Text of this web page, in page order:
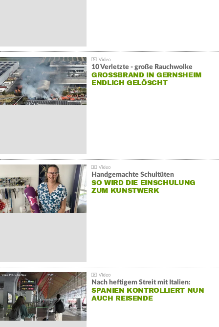
10 Verletzte - große Rauchwolke
GROSSBRAND IN GERNSHEIM E
NDLICH GELÖSCHT
Handgemachte Schultüten
SO WIRD DIE EINSCHULUNG
ZUM KUNSTWERK
Nach heftigem Streit mit Italien:
SPANIEN KONTROLLIERT NUN
AUCH REISENDE